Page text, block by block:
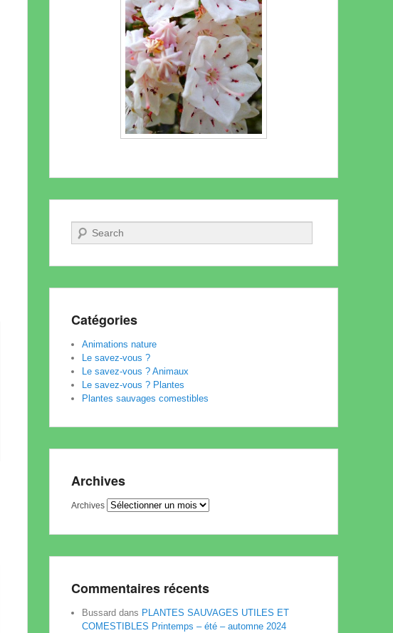
Recherche
Catégories
Animations nature
Le savez-vous ?
Le savez-vous ? Animaux
Le savez-vous ? Plantes
Plantes sauvages comestibles
Archives
Archives
Commentaires récents
Bussard dans PLANTES SAUVAGES UTILES ET
COMESTIBLES Printemps – été – automne 2024